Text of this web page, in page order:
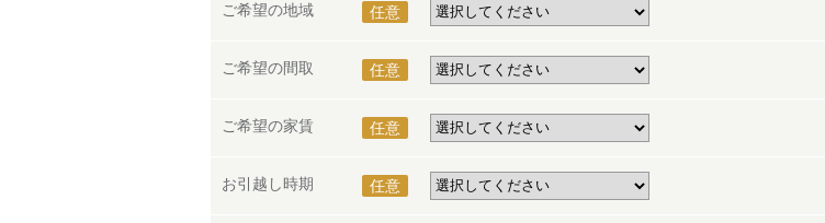
ご希望の地域 任意
ご希望の間取 任意
ご希望の家賃 任意
お引越し時期 任意